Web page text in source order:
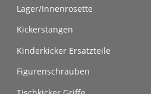
Lager/Innenrosette
Kickerstangen
Kinderkicker Ersatzteile
Figurenschrauben